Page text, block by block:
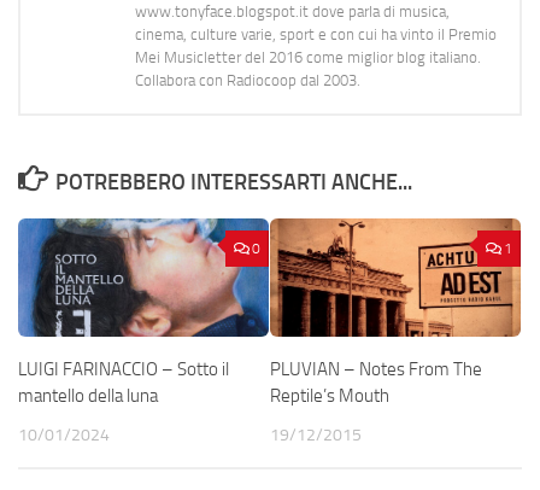
www.tonyface.blogspot.it dove parla di musica,
cinema, culture varie, sport e con cui ha vinto il Premio
Mei Musicletter del 2016 come miglior blog italiano.
Collabora con Radiocoop dal 2003.
POTREBBERO INTERESSARTI ANCHE...
0
LUIGI FARINACCIO – Sotto il
mantello della luna
10/01/2024
1
PLUVIAN – Notes From The
Reptile’s Mouth
19/12/2015